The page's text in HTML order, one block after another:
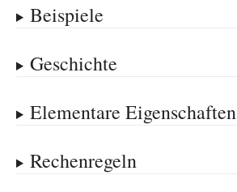
Beispiele
Geschichte
Elementare Eigenschaften
Rechenregeln